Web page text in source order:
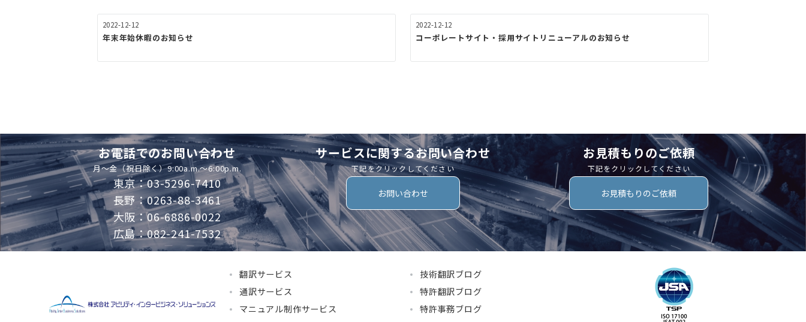
2022-12-12
年末年始休暇のお知らせ
2022-12-12
コーポレートサイト・採用サイトリニューアルのお知らせ
お電話でのお問い合わせ
月～金（祝日除く）9:00a.m.～6:00p.m.
東京：03-5296-7410
長野：0263-88-3461
大阪：06-6886-0022
広島：082-241-7532
サービスに関するお問い合わせ
下記をクリックしてください
お問い合わせ
お見積もりのご依頼
下記をクリックしてください
お見積もりのご依頼
翻訳サービス
通訳サービス
マニュアル制作サービス
技術翻訳ブログ
特許翻訳ブログ
特許事務ブログ